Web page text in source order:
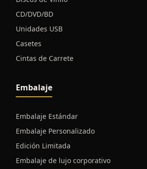
CD/DVD/BD
Unidades USB
Casetes
Cintas de Carrete
Embalaje
Embalaje Estándar
Embalaje Personalizado
Edición Limitada
Embalaje de lujo corporativo